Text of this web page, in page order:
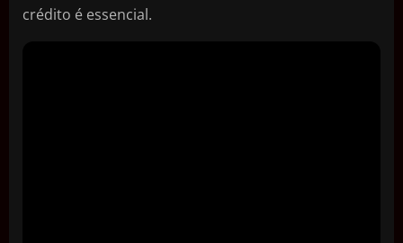
crédito é essencial.